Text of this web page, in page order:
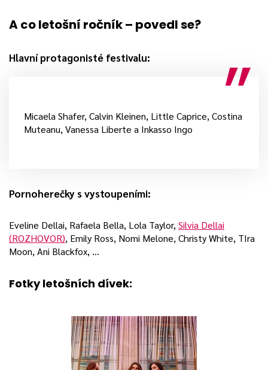
A co letošní ročník – povedl se?
Hlavní protagonisté festivalu:
Micaela Shafer, Calvin Kleinen, Little Caprice, Costina
Muteanu, Vanessa Liberte a Inkasso Ingo
Pornoherečky s vystoupeními:
Eveline Dellai, Rafaela Bella, Lola Taylor, Silvia Dellai
(ROZHOVOR), Emily Ross, Nomi Melone, Christy White, TIra
Moon, Ani Blackfox, …
Fotky letošních dívek: